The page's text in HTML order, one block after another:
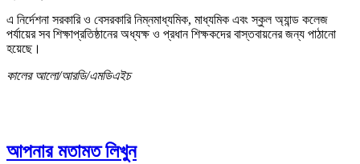
‎‎এ নির্দেশনা সরকারি ও বেসরকারি নিম্নমাধ্যমিক, মাধ্যমিক এবং স্কুল অ্যান্ড কলেজ
পর্যায়ের সব শিক্ষাপ্রতিষ্ঠানের অধ্যক্ষ ও প্রধান শিক্ষকদের বাস্তবায়নের জন্য পাঠানো
হয়েছে।
কালের আলো/আরডি/এমডিএইচ
আপনার মতামত লিখুন